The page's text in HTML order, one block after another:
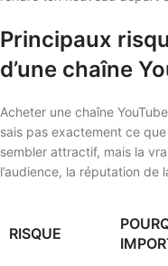
Principaux
d’une chaîne
Acheter une chaîne
sais pas exactement ce
sembler attractif, mais la
l’audience, la réputation de
RISQUE